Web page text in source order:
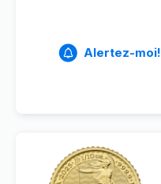
Alertez-moi!